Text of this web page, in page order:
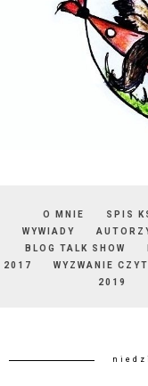
O MNIE SPIS
WYWIADY
BLOG TALK SHOW
2017
WYZWANIE
2019